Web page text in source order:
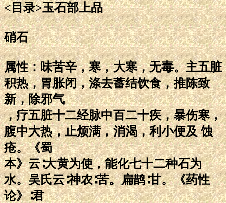
<目录>玉石部上品
硝石
属性：味苦辛，寒，大寒，无毒。主五脏
积热，胃胀闭，涤去蓄结饮食，推陈致
新，除邪气
，疗五脏十二经脉中百二十疾，暴伤寒，
腹中大热，止烦满，消渴，利小便及 蚀
疮。《蜀
本》云∶大黄为使，能化七十二种石为
水。吴氏云∶神农∶苦。扁鹊∶甘。《药性
论》∶君